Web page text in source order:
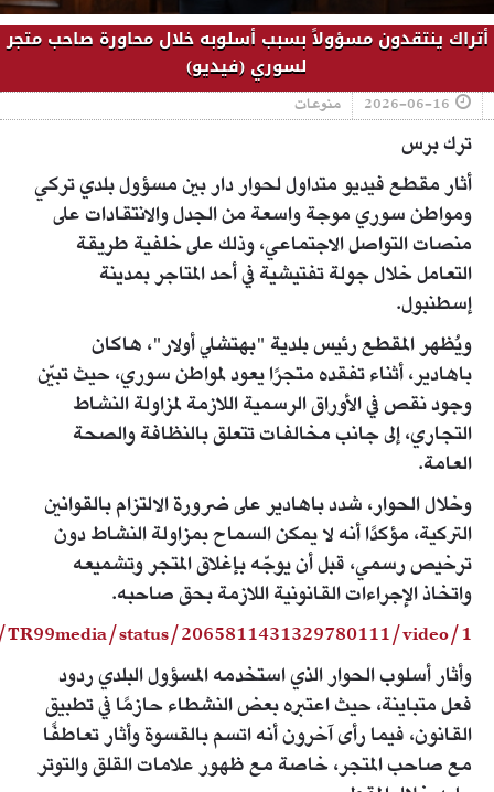
أتراك ينتقدون مسؤولاً بسبب أسلوبه خلال محاورة صاحب متجر
لسوري (فيديو)
2026-06-16 منوعات
ترك برس
أثار مقطع فيديو متداول لحوار دار بين مسؤول بلدي تركي
ومواطن سوري موجة واسعة من الجدل والانتقادات على
منصات التواصل الاجتماعي، وذلك على خلفية طريقة
التعامل خلال جولة تفتيشية في أحد المتاجر بمدينة
إسطنبول.
ويُظهر المقطع رئيس بلدية "بهتشلي أولار"، هاكان
باهادير، أثناء تفقده متجرًا يعود لمواطن سوري، حيث تبيّن
وجود نقص في الأوراق الرسمية اللازمة لمزاولة النشاط
التجاري، إلى جانب مخالفات تتعلق بالنظافة والصحة
العامة.
وخلال الحوار، شدد باهادير على ضرورة الالتزام بالقوانين
التركية، مؤكدًا أنه لا يمكن السماح بمزاولة النشاط دون
ترخيص رسمي، قبل أن يوجّه بإغلاق المتجر وتشميعه
واتخاذ الإجراءات القانونية اللازمة بحق صاحبه.
status/2065811431329780111/video/1
وأثار أسلوب الحوار الذي استخدمه المسؤول البلدي ردود
فعل متباينة، حيث اعتبره بعض النشطاء حازمًا في تطبيق
القانون، فيما رأى آخرون أنه اتسم بالقسوة وأثار تعاطفًا
مع صاحب المتجر، خاصة مع ظهور علامات القلق والتوتر